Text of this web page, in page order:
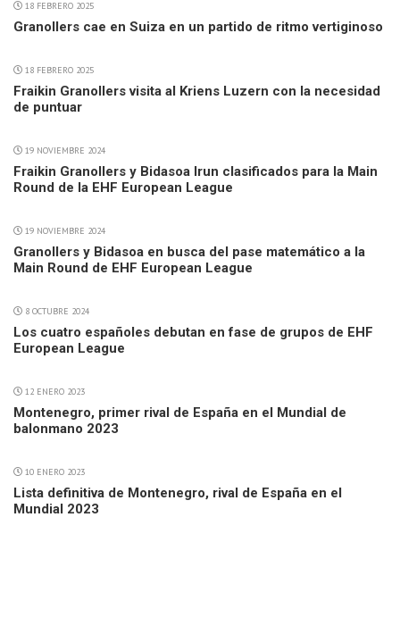
18 FEBRERO 2025
Granollers cae en Suiza en un partido de ritmo vertiginoso
18 FEBRERO 2025
Fraikin Granollers visita al Kriens Luzern con la necesidad
de puntuar
19 NOVIEMBRE 2024
Fraikin Granollers y Bidasoa Irun clasificados para la Main
Round de la EHF European League
19 NOVIEMBRE 2024
Granollers y Bidasoa en busca del pase matemático a la
Main Round de EHF European League
8 OCTUBRE 2024
Los cuatro españoles debutan en fase de grupos de EHF
European League
12 ENERO 2023
Montenegro, primer rival de España en el Mundial de
balonmano 2023
10 ENERO 2023
Lista definitiva de Montenegro, rival de España en el
Mundial 2023